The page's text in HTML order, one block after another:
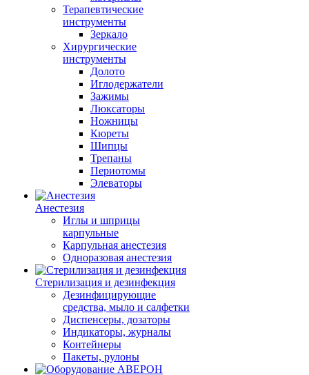
Терапевтические
инструменты
Зеркало
Хирургические
инструменты
Долото
Иглодержатели
Зажимы
Люксаторы
Ножницы
Кюреты
Шипцы
Трепаны
Периотомы
Элеваторы
Анестезия
Иглы и шприцы
карпульные
Карпульная анестезия
Одноразовая анестезия
Стерилизация и дезинфекция
Дезинфицирующие
средства, мыло и салфетки
Диспенсеры, дозаторы
Индикаторы, журналы
Контейнеры
Пакеты, рулоны